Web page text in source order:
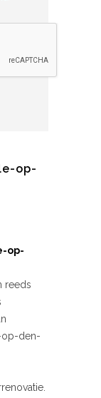
op-
op-
reeds
op-den-